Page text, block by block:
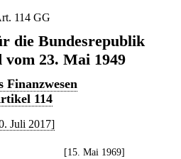
114 GG
die Bundesrepublik
vom 23. Mai 1949
Finanzwesen
114
Juli 2017]
[15. Mai 1969]